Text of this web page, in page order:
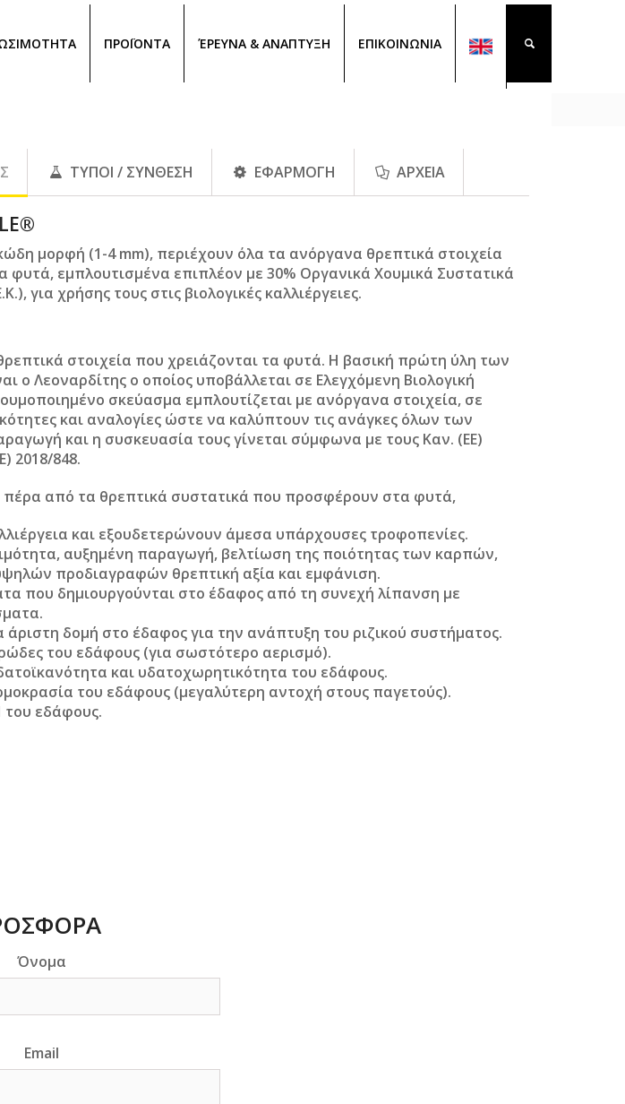
ΠΡΟΪΟΝΤΑ ΈΡΕΥΝΑ & ΑΝΑΠΤΥΞΗ ΕΠΙΚΟΙΝΩΝΙΑ
ΤΥΠΟΙ / ΣΥΝΘΕΣΗ ΕΦΑΡΜΟΓΗ ΑΡΧΕΙΑ
μορφή (1-4 mm), περιέχουν όλα τα ανόργανα θρεπτικά στοιχεία
φυτά, εμπλουτισμένα επιπλέον με 30% Οργανικά Χουμικά Συστατικά
για χρήσης τους στις βιολογικές καλλιέργειες.
στοιχεία που χρειάζονται τα φυτά. Η βασική πρώτη ύλη των
ο Λεοναρδίτης ο οποίος υποβάλλεται σε Ελεγχόμενη Βιολογική
σκεύασμα εμπλουτίζεται με ανόργανα στοιχεία, σε
και αναλογίες ώστε να καλύπτουν τις ανάγκες όλων των
και η συσκευασία τους γίνεται σύμφωνα με τους Καν. (ΕΕ)
2018/848.
πέρα από τα θρεπτικά συστατικά που προσφέρουν στα φυτά,
και εξουδετερώνουν άμεσα υπάρχουσες τροφοπενίες.
αυξημένη παραγωγή, βελτίωση της ποιότητας των καρπών,
προδιαγραφών θρεπτική αξία και εμφάνιση.
που δημιουργούνται στο έδαφος από τη συνεχή λίπανση με
άριστη δομή στο έδαφος για την ανάπτυξη του ριζικού συστήματος.
του εδάφους (για σωστότερο αερισμό).
και υδατοχωρητικότητα του εδάφους.
του εδάφους (μεγαλύτερη αντοχή στους παγετούς).
του εδάφους.
Όνομα
Email